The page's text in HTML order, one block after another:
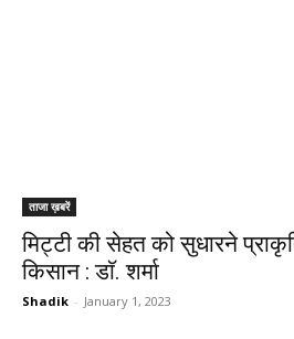
ताजा ख़बरें
मिट्टी की सेहत को सुधारने
किसान : डाॅ. शर्मा
Shadik - January 1, 2023